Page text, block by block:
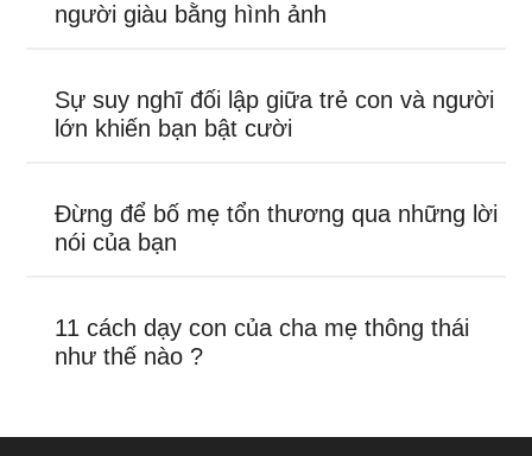
người giàu bằng hình ảnh
Sự suy nghĩ đối lập giữa trẻ con và người
lớn khiến bạn bật cười
Đừng để bố mẹ tổn thương qua những lời
nói của bạn
11 cách dạy con của cha mẹ thông thái
như thế nào ?